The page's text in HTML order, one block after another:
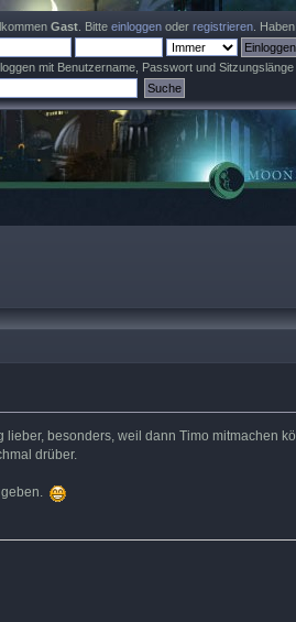
Gast . Bitte einloggen oder registrieren .
mit Benutzername, Passwort und Sitzungslänge
besonders, weil dann Timo mitmachen
drüber.